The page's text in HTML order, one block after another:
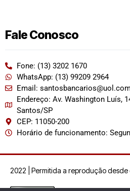
Fale Conosco
Fone: (13) 3202 1670
WhatsApp: (13) 99209 2964
Email:
Endereço: Av. Washington Luís,
Santos/SP
CEP: 11050-200
Horário de funcionamento:
2022 | Permitida a reprodução